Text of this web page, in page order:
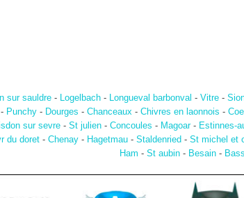
sur sauldre- Logelbach- Longueval barbonval - Vitre-
Punchy- Dourges - Chanceaux- Chivres en laonnois -
sur sevre - St julien - Concoules - Magoar- Estinnes-
du doret- Chenay- Hagetmau- Staldenried - St michel et
Ham - St aubin- Besain-